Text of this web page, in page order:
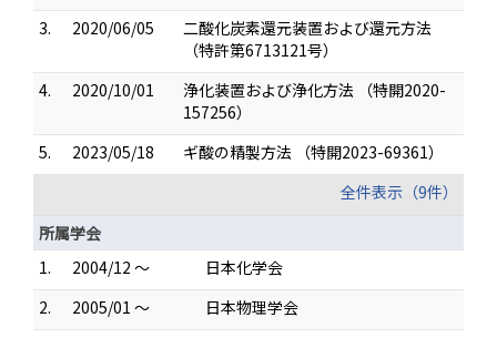
3.
2020/06/05
二酸化炭素還元装置および還元方法
（特許第6713121号）
4.
2020/10/01
浄化装置および浄化方法 （特開2020-
157256）
5.
2023/05/18
ギ酸の精製方法 （特開2023-69361）
全件表示（9件）
所属学会
1.
2004/12 ～
日本化学会
2.
2005/01 ～
日本物理学会